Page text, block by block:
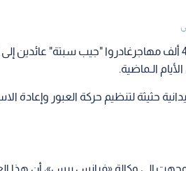
أعلنت وزارة الداخلية الإسبانية، يوم الجمعة ، أن نحو 48 ألف مهاجرغادروا "جيب
الـماضية.
حثيثة لتنظيم حركة العبور وإعادة
وجهت إلى وكالة «فرانس برس»، أن هذا